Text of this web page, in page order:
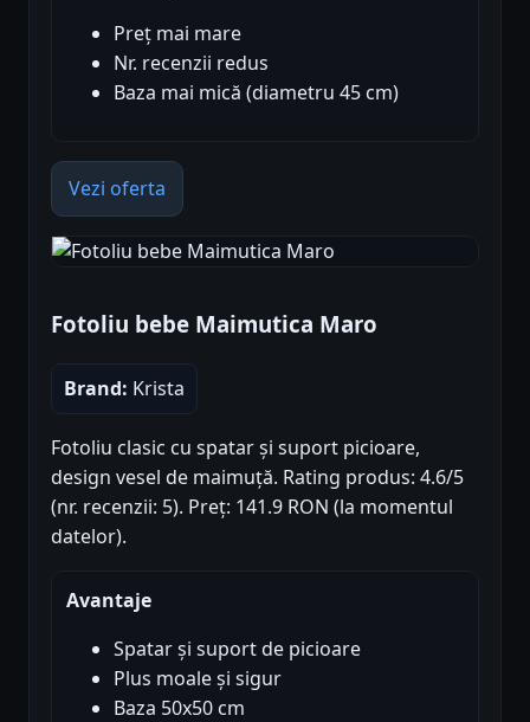
Preț mai mare
Nr. recenzii redus
Baza mai mică (diametru 45 cm)
Vezi oferta
Fotoliu bebe Maimutica Maro
Brand: Krista
Fotoliu clasic cu spatar și suport picioare,
design vesel de maimuță. Rating produs: 4.6/5
(nr. recenzii: 5). Preț: 141.9 RON (la momentul
datelor).
Avantaje
Spatar și suport de picioare
Plus moale și sigur
Baza 50x50 cm